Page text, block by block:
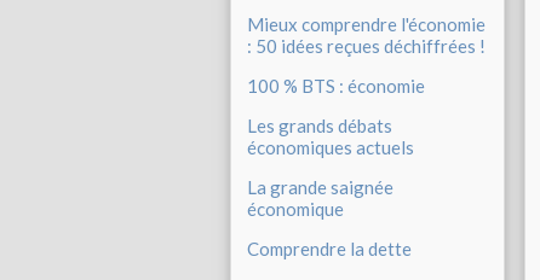
Mieux comprendre l'économie
: 50 idées reçues déchiffrées !
100 % BTS : économie
Les grands débats
économiques actuels
La grande saignée
économique
Comprendre la dette